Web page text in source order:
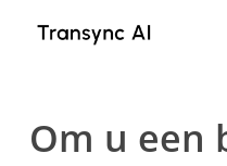
Om u een